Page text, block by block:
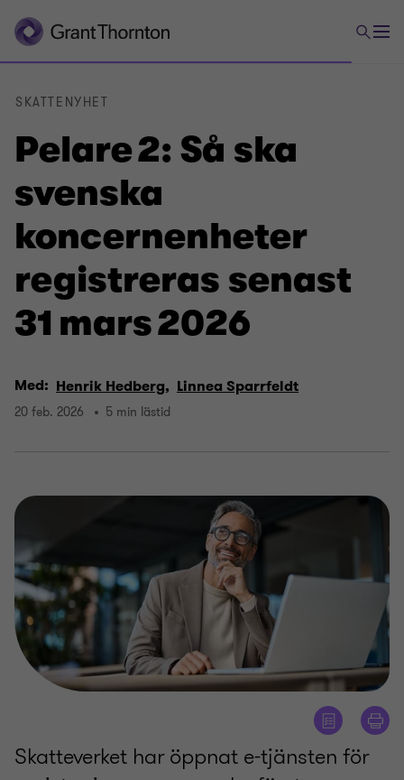
Pelare 2: Så ska
svenska
koncernenheter
registreras senast
31 mars 2026
SKATTENYHET
Med: Henrik Hedberg, Linnea Sparrfeldt
20 feb. 2026 5 min lästid
Skatteverket har öppnat e-tjänsten för